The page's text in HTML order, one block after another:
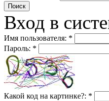
Вход в
Имя пользователя: *
Пароль: *
Какой код на картинке?: *